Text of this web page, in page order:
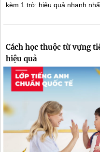
kèm 1 trò: hiệu quả nhanh
Cách học thuộc từ vựng
hiệu quả